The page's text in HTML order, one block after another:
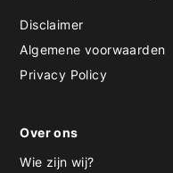
Disclaimer
Algemene voorwaarden
Privacy Policy
Over ons
Wie zijn wij?